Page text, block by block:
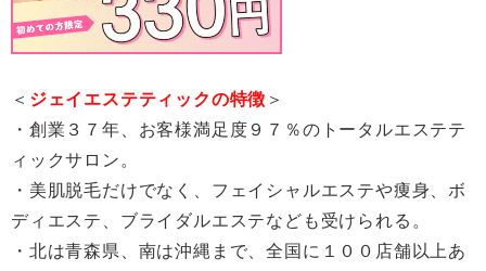
＜ ジェイエステティックの特徴 ＞
・創業３７年、お客様満足度９７％のトータルエステテ
ィックサロン。
・美肌脱毛だけでなく、フェイシャルエステや痩身、ボ
ディエステ、ブライダルエステなども受けられる。
・北は青森県、南は沖縄まで、全国に１００店舗以上あ